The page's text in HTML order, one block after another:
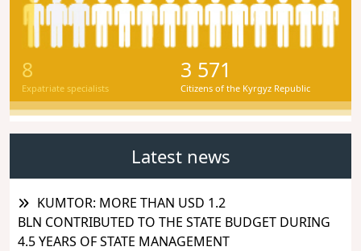
8
Expatriate specialists
3 571
Citizens of the Kyrgyz Republic
Latest news
KUMTOR: MORE THAN USD 1.2
BLN CONTRIBUTED TO THE STATE BUDGET DURING
4.5 YEARS OF STATE MANAGEMENT